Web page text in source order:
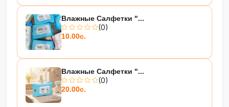
Влажные Салфетки "...
(0)
10.00с.
Влажные Салфетки "...
(0)
20.00с.